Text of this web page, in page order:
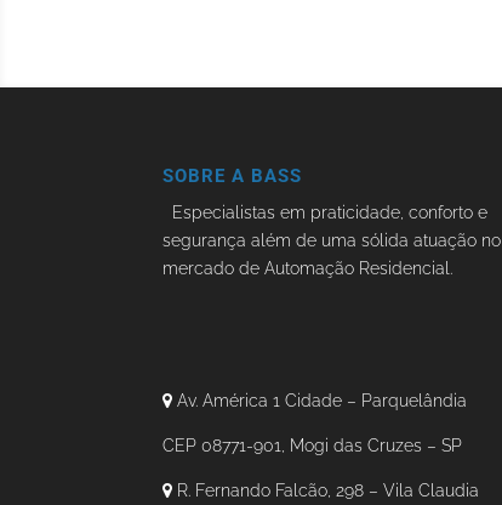
SOBRE A BASS
Especialistas em praticidade, conforto e
segurança além de uma sólida atuação no
mercado de Automação Residencial.
Av. América 1 Cidade – Parquelândia
CEP 08771-901, Mogi das Cruzes – SP
R. Fernando Falcão, 298 – Vila Claudia